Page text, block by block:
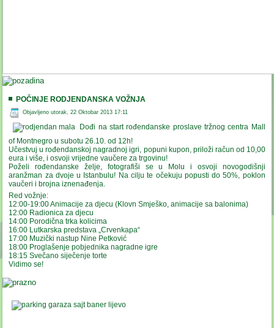
POČINJE RODJENDANSKA VOŽNJA
Objavljeno utorak, 22 Oktobar 2013 17:11
Dođi na start rođendanske proslave tržnog centra Mall
of Montnegro u subotu 26.10. od 12h!
Učestvuj u rođendanskoj nagradnoj igri, popuni kupon, priloži račun od 10,00
eura i više, i osvoji vrijedne vaučere za trgovinu!
Poželi rođendanske želje, fotografiši se u Molu i osvoji novogodišnji
aranžman za dvoje u Istanbulu! Na cilju te očekuju popusti do 50%, poklon
vaučeri i brojna iznenađenja.
Red vožnje:
12:00-19:00 Animacije za djecu (Klovn Smješko, animacije sa balonima)
12:00 Radionica za djecu
14:00 Porodična trka kolicima
16:00 Lutkarska predstava „Crvenkapa“
17:00 Muzički nastup Nine Petković
18:00 Proglašenje pobjednika nagradne igre
18:15 Svečano siječenje torte
Vidimo se!